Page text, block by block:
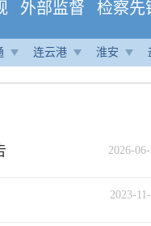
外部监督 检察先
连云港 淮安
2026-
2023-